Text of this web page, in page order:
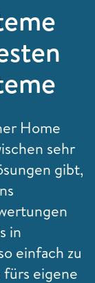
Home
sehr
gibt,
in
einfach zu
fürs eigene